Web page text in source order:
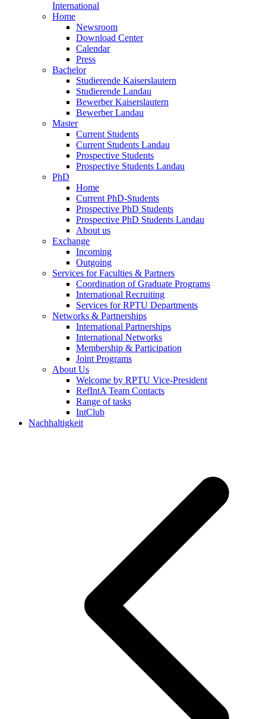
International
Home
Newsroom
Download Center
Calendar
Press
Bachelor
Studierende Kaiserslautern
Studierende Landau
Bewerber Kaiserslautern
Bewerber Landau
Master
Current Students
Current Students Landau
Prospective Students
Prospective Students Landau
PhD
Home
Current PhD-Students
Prospective PhD Students
Prospective PhD Students Landau
About us
Exchange
Incoming
Outgoing
Services for Faculties & Partners
Coordination of Graduate Programs
International Recruiting
Services for RPTU Departments
Networks & Partnerships
International Partnerships
International Networks
Membership & Participation
Joint Programs
About Us
Welcome by RPTU Vice-President
RefIntA Team Contacts
Range of tasks
IntClub
Nachhaltigkeit